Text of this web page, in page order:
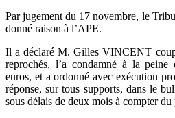
Par jugement du 17 novembre, le
donné raison à l’APE.
Il a déclaré M. Gilles VINCENT
reprochés, l’a condamné à la peine
euros, et a ordonné avec exécution
réponse, sur tous supports, dans le
sous délais de deux mois à compter du